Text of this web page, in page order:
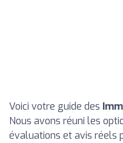
Voici votre guide des
Nous avons réuni les
évaluations et avis réels